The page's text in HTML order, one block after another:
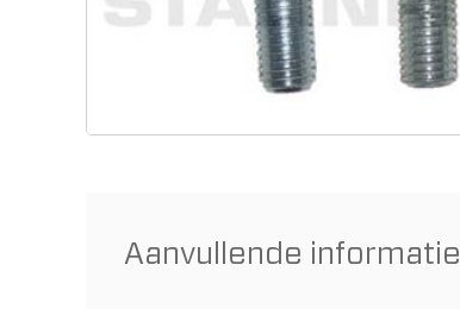
Aanvullende informatie